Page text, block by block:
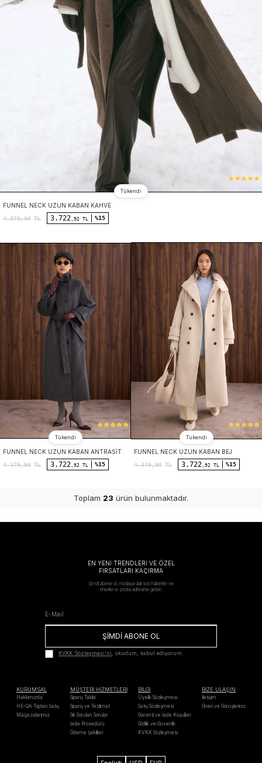
Tükendi
FUNNEL NECK UZUN KABAN KAHVE
4.379,90 TL 3.722 ,92 TL %15
Tükendi
FUNNEL NECK UZUN KABAN ANTRASIT
4.379,90 TL 3.722 ,92 TL %15
Tükendi
FUNNEL NECK UZUN KABAN BEJ
4.379,90 TL 3.722 ,92 TL %15
Toplam 23 ürün bulunmaktadır.
EN YENİ TRENDLERİ VE ÖZEL
FIRSATLARI KAÇIRMA
Şimdi abone ol, modaya dair son haberler ve
öneriler e-posta adresine gelsin.
ŞİMDİ ABONE OL
KVKK Sözleşmesi'ni, okudum, kabul ediyorum.
KURUMSAL
Hakkımızda
HE-QA Toptan Satış
Mağazalarımız
MÜŞTERİ HİZMETLERİ
Sipariş Takibi
Sipariş ve Teslimat
Sık Sorulan Sorular
İade Prosedürü
Ödeme Şekilleri
BİLGİ
Üyelik Sözleşmesi
Satış Sözleşmesi
Garanti ve İade Koşulları
Gizlilik ve Güvenlik
KVKK Sözleşmesi
BİZE ULAŞIN
İletişim
Öneri ve Görüşleriniz